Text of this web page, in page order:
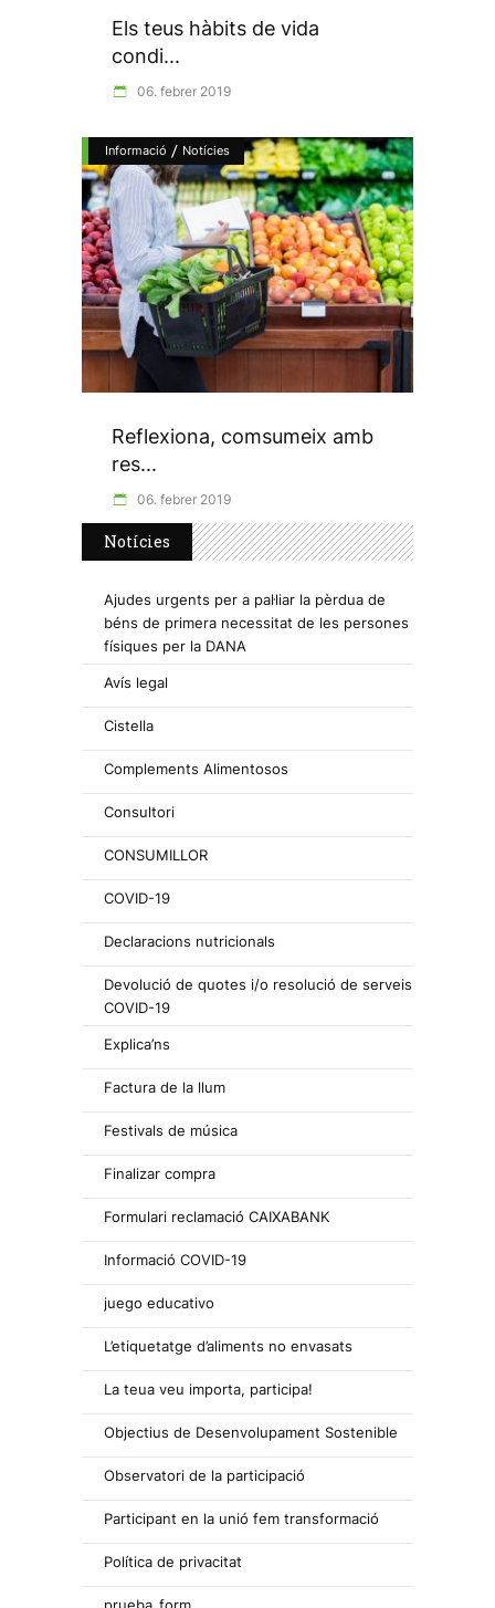
Els teus hàbits de vida
condi...
06. febrer 2019
Informació / Notícies
Reflexiona, comsumeix amb
res...
06. febrer 2019
Notícies
Ajudes urgents per a pal·liar la pèrdua de
béns de primera necessitat de les persones
físiques per la DANA
Avís legal
Cistella
Complements Alimentosos
Consultori
CONSUMILLOR
COVID-19
Declaracions nutricionals
Devolució de quotes i/o resolució de serveis
COVID-19
Explica’ns
Factura de la llum
Festivals de música
Finalizar compra
Formulari reclamació CAIXABANK
Informació COVID-19
juego educativo
L’etiquetatge d’aliments no envasats
La teua veu importa, participa!
Objectius de Desenvolupament Sostenible
Observatori de la participació
Participant en la unió fem transformació
Política de privacitat